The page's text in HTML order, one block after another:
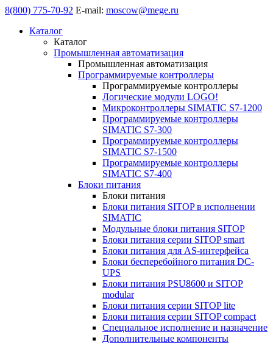
8(800) 775-70-92 E-mail: moscow@mege.ru
Каталог
Каталог
Промышленная автоматизация
Промышленная автоматизация
Программируемые контроллеры
Программируемые контроллеры
Логические модули LOGO!
Микроконтроллеры SIMATIC S7-1200
Программируемые контроллеры
SIMATIC S7-300
Программируемые контроллеры
SIMATIC S7-1500
Программируемые контроллеры
SIMATIC S7-400
Блоки питания
Блоки питания
Блоки питания SITOP в исполнении
SIMATIC
Модульные блоки питания SITOP
Блоки питания серии SITOP smart
Блоки питания для AS-интерфейса
Блоки бесперебойного питания DC-
UPS
Блоки питания PSU8600 и SITOP
modular
Блоки питания серии SITOP lite
Блоки питания серии SITOP compact
Специальное исполнение и назначение
Дополнительные компоненты